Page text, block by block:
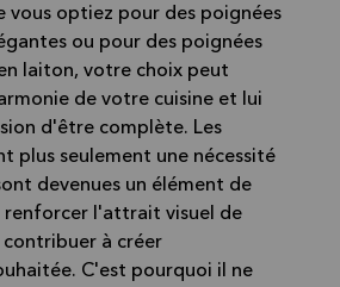
vous optiez pour des poignées
ou pour des poignées
laiton, votre choix peut
de votre cuisine et lui
d'être complète. Les
plus seulement une nécessité
devenues un élément de
renforcer l'attrait visuel de
à créer
C'est pourquoi il ne